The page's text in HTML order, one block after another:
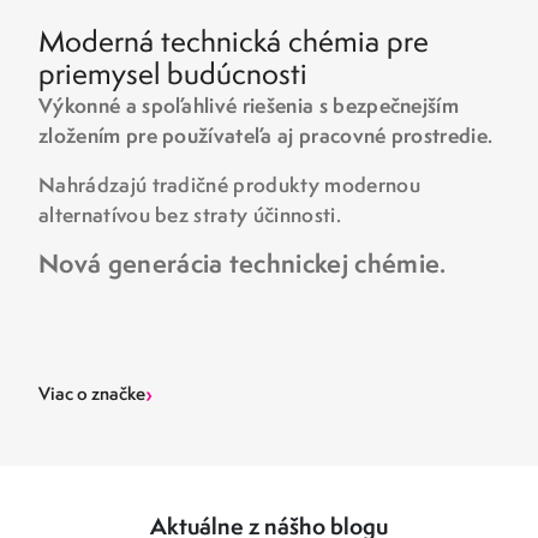
Moderná technická chémia pre
priemysel budúcnosti
Výkonné a spoľahlivé riešenia s bezpečnejším
zložením pre používateľa aj pracovné prostredie.
Nahrádzajú tradičné produkty modernou
alternatívou bez straty účinnosti.
Nová generácia technickej chémie.
Viac o značke›
Aktuálne z nášho blogu